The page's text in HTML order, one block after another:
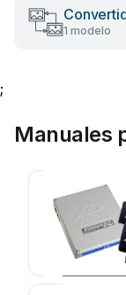
1 modelo
;
Manuales